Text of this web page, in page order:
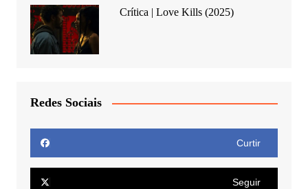
Crítica | Love Kills (2025)
Redes Sociais
Curtir
Seguir